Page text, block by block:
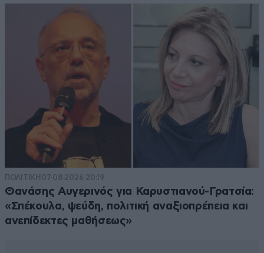
ΠΟΛΙΤΙΚΗ 07·08·2026 20:19
Θανάσης Αυγερινός για Καρυστιανού-Γρατσία:
«Σπέκουλα, ψεύδη, πολιτική αναξιοπρέπεια και
ανεπίδεκτες μαθήσεως»